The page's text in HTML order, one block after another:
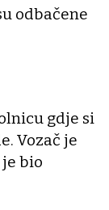
odbačene
gdje si
Vozač je
bio